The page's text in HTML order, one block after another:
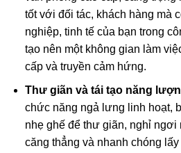
tốt với đối tác, khách hàng mà
nghiệp, tinh tế của bạn trong
tạo nên một không gian làm
cấp và truyền cảm hứng.
Thư giãn và tái tạo năng
chức năng ngả lưng linh hoạt,
nhẹ ghế để thư giãn, nghỉ ngơi
căng thẳng và nhanh chóng